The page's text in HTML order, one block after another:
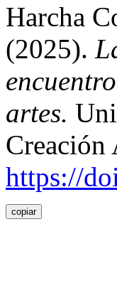
Harcha
(2025).
artes.
Creación
https://
copiar